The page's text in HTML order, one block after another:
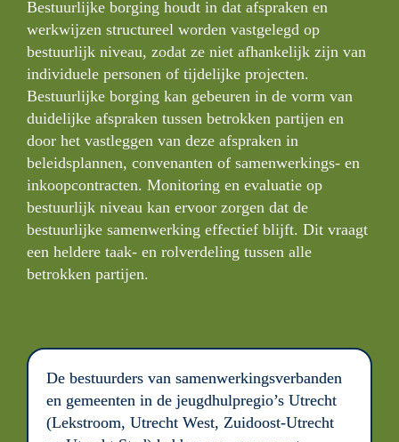
Bestuurlijke borging houdt in dat afspraken en
werkwijzen structureel worden vastgelegd op
bestuurlijk niveau, zodat ze niet afhankelijk zijn van
individuele personen of tijdelijke projecten.
Bestuurlijke borging kan gebeuren in de vorm van
duidelijke afspraken tussen betrokken partijen en
door het vastleggen van deze afspraken in
beleidsplannen, convenanten of samenwerkings- en
inkoopcontracten. Monitoring en evaluatie op
bestuurlijk niveau kan ervoor zorgen dat de
bestuurlijke samenwerking effectief blijft. Dit vraagt
een heldere taak- en rolverdeling tussen alle
betrokken partijen.
De bestuurders van samenwerkingsverbanden
en gemeenten in de jeugdhulpregio’s Utrecht
(Lekstroom, Utrecht West, Zuidoost-Utrecht